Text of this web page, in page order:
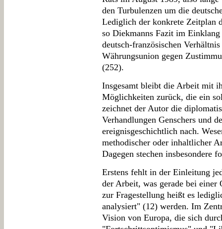
den Turbulenzen um die
Lediglich der konkrete Zeitplan
so Diekmanns Fazit im
deutsch-französischen
Währungsunion gegen
(252).
Insgesamt bleibt die Arbeit mit
Möglichkeiten zurück, die ein
zeichnet der Autor die
Verhandlungen Genschers und
ereignisgeschichtlich nach.
methodischer oder inhaltlicher
Dagegen stechen insbesondere
Erstens fehlt in der Einleitung
der Arbeit, was gerade bei
zur Fragestellung heißt es
analysiert" (12) werden. Im
Vision von Europa, die sich